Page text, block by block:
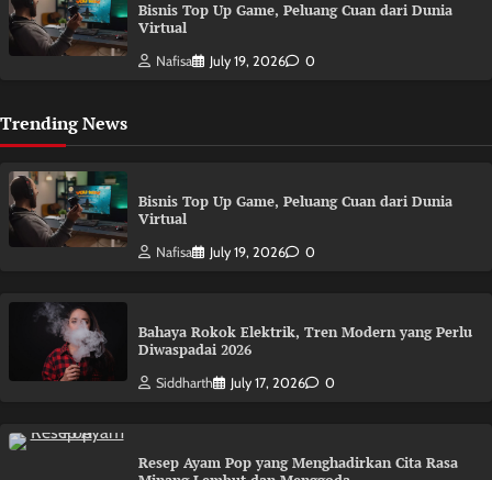
Bisnis Top Up Game, Peluang Cuan dari Dunia
Virtual
Nafisa July 19, 2026 0
Trending News
Bisnis Top Up Game, Peluang Cuan dari Dunia
Virtual
Nafisa July 19, 2026 0
Bahaya Rokok Elektrik, Tren Modern yang Perlu
Diwaspadai 2026
Siddharth July 17, 2026 0
Resep Ayam Pop yang Menghadirkan Cita Rasa